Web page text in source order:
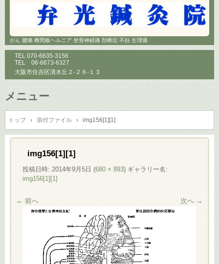
がん 腰痛 椎間板ヘルニア 坐骨神経痛 頚椎症 不妊 生理痛
TEL 070-6635-3156
TEL 06-6673-6327
大阪市住吉区清水丘２-２６-１３
メニュー
コ
ン
テ
ン
トップ › 添付ファイル › img156[1][1]
img156[1][1]
投稿日時: 2014年9月5日 (680 × 893) ギャラリー名:
img156[1][1]
← 前へ 次へ →